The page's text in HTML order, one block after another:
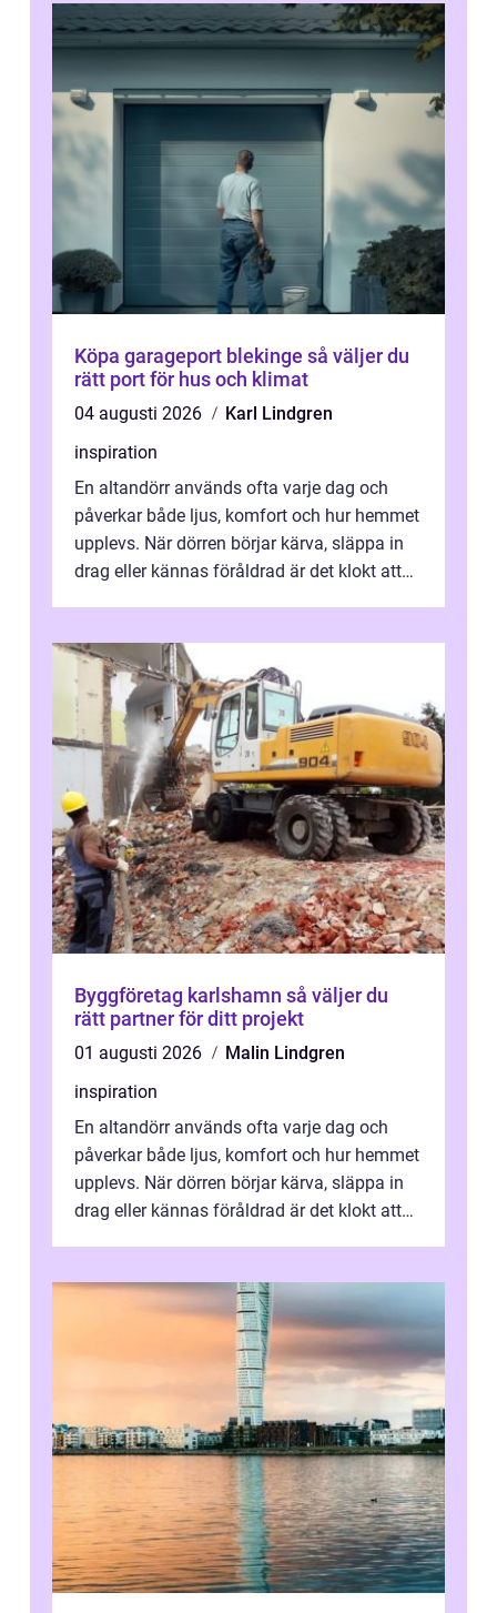
Köpa garageport blekinge så väljer du
rätt port för hus och klimat
04 augusti 2026
Karl Lindgren
inspiration
En altandörr används ofta varje dag och
påverkar både ljus, komfort och hur hemmet
upplevs. När dörren börjar kärva, släppa in
drag eller kännas föråldrad är det klokt att
Byggföretag karlshamn så väljer du
rätt partner för ditt projekt
01 augusti 2026
Malin Lindgren
inspiration
En altandörr används ofta varje dag och
påverkar både ljus, komfort och hur hemmet
upplevs. När dörren börjar kärva, släppa in
drag eller kännas föråldrad är det klokt att